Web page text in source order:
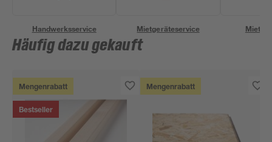
Handwerksservice Mietgeräteservice
Häufig dazu gekauft
Mengenrabatt
Bestseller
Mengenrabatt